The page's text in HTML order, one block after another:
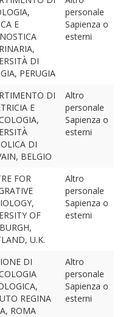
E
DI
PERUGIA
personale
Sapienza o
esterni
DI
E
DI
BELGIO
Altro
personale
Sapienza o
esterni
FOR
OF
U.K.
Altro
personale
Sapienza o
esterni
DI
REGINA
ROMA
Altro
personale
Sapienza o
esterni